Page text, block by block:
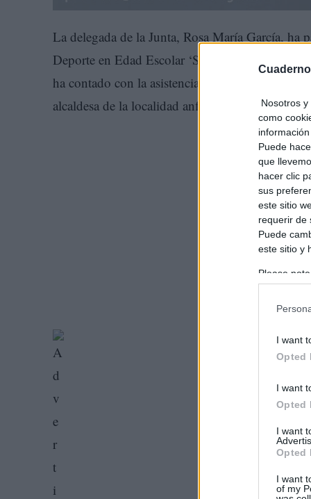
Nosotros
como
Puede
que
hacer clic
sus
este sitio
requerir de
Puede
este sitio y
Please
information
in below
I want
Opted
I want
Opted
I want
Opted
I want
of my
La delegada de la Junta, Rosa María García,
Deporte en Edad Escolar ‘Somos Deporte’
ha contado con la asistencia y participación del
alcaldesa de la localidad anfitriona, Sonsoles